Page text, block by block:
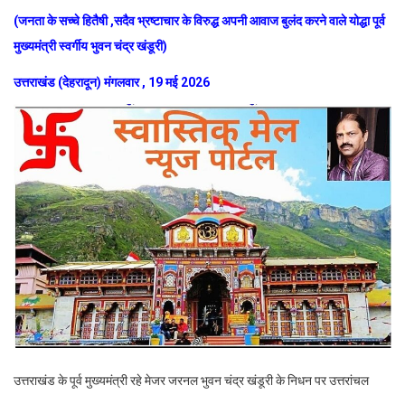
(जनता के सच्चे हितैषी ,सदैव भ्रष्टाचार के विरुद्ध अपनी आवाज बुलंद करने वाले योद्धा पूर्व
मुख्यमंत्री स्वर्गीय भुवन चंद्र खंडूरी)
उत्तराखंड (देहरादून) मंगलवार , 19 मई 2026
उत्तराखंड के पूर्व मुख्यमंत्री रहे मेजर जरनल भुवन चंद्र खंडूरी के निधन पर उत्तरांचल